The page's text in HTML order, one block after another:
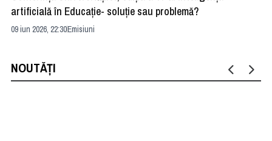
artificială în Educație- soluție sau problemă?
09 iun 2026, 22:30Emisiuni
NOUTĂȚI